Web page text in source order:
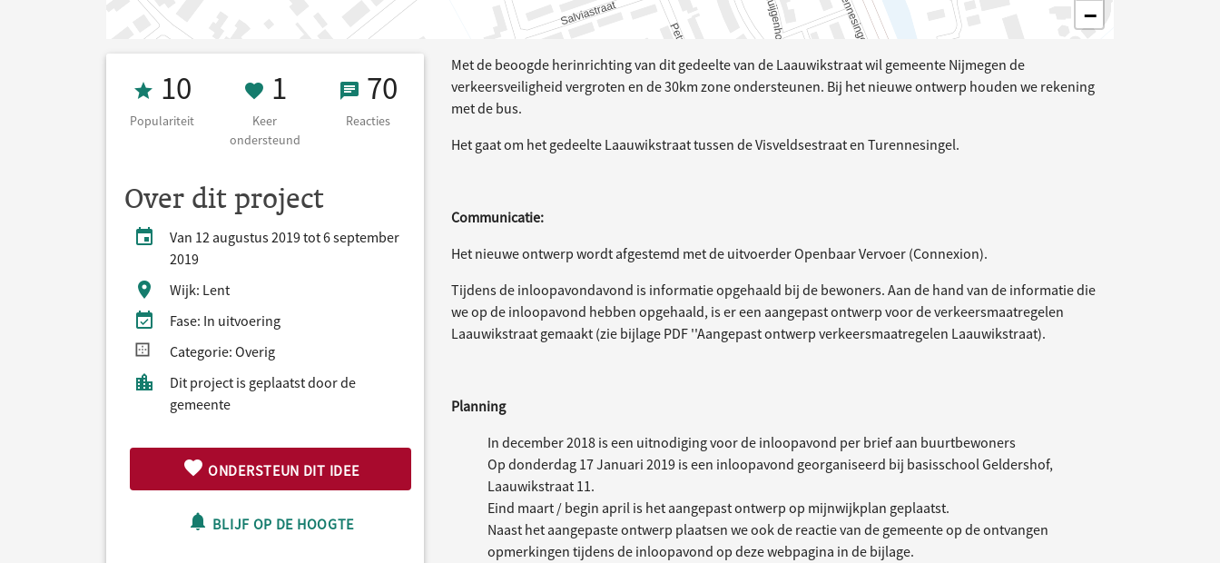
−
Populariteit 10
10
Populariteit
1 Keer ondersteund
1
Keer
ondersteund
70 Reacties
70
Reacties
Over dit project
Van 12 augustus 2019 tot 6 september
2019
Wijk: Lent
Fase: In uitvoering
Categorie: Overig
Dit project is geplaatst door de
gemeente
ONDERSTEUN DIT IDEE
BLIJF OP DE HOOGTE
Met de beoogde herinrichting van dit gedeelte van de Laauwikstraat wil gemeente Nijmegen de
verkeersveiligheid vergroten en de 30km zone ondersteunen. Bij het nieuwe ontwerp houden we rekening
met de bus.
Het gaat om het gedeelte Laauwikstraat tussen de Visveldsestraat en Turennesingel.
Communicatie:
Het nieuwe ontwerp wordt afgestemd met de uitvoerder Openbaar Vervoer (Connexion).
Tijdens de inloopavondavond is informatie opgehaald bij de bewoners. Aan de hand van de informatie die
we op de inloopavond hebben opgehaald, is er een aangepast ontwerp voor de verkeersmaatregelen
Laauwikstraat gemaakt (zie bijlage PDF ''Aangepast ontwerp verkeersmaatregelen Laauwikstraat).
Planning
In december 2018 is een uitnodiging voor de inloopavond per brief aan buurtbewoners
Op donderdag 17 Januari 2019 is een inloopavond georganiseerd bij basisschool Geldershof,
Laauwikstraat 11.
Eind maart / begin april is het aangepast ontwerp op mijnwijkplan geplaatst.
Naast het aangepaste ontwerp plaatsen we ook de reactie van de gemeente op de ontvangen
opmerkingen tijdens de inloopavond op deze webpagina in de bijlage.